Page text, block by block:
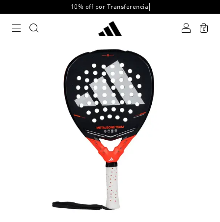
10% off por Transferencia
0